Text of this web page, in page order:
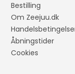
Bestilling
Om Zeejuu.dk
Åbningstider
Cookies